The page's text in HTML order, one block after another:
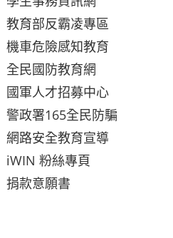
教育部反霸凌專區
機車危險感知教育
全民國防教育網
國軍人才招募中心
警政署165全民防騙
網路安全教育宣導
iWIN 粉絲專頁
捐款意願書